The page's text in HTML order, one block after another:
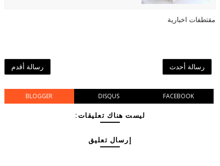
مقتطفات اخبارية
رسالة أحدث رسالة أقدم
BLOGGER DISQUS FACEBOOK
ليست هناك تعليقات:
إرسال تعليق